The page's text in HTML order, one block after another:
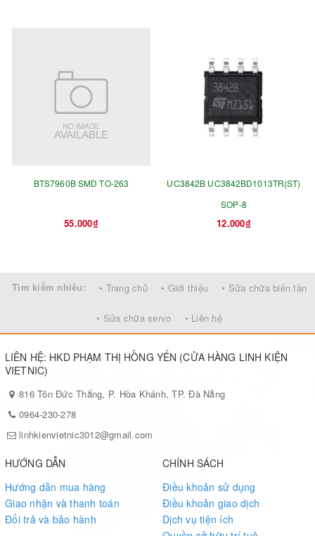
BTS7960B SMD TO-263
55.000₫
UC3842B UC3842BD1013TR(ST)
SOP-8
12.000₫
Tìm kiếm nhiều: • Trang chủ • Giới thiệu • Sửa chữa biến tần
• Sửa chữa servo • Liên hệ
LIÊN HỆ: HKD PHẠM THỊ HỒNG YẾN (CỬA HÀNG LINH KIỆN
VIETNIC)
816 Tôn Đức Thắng, P. Hòa Khánh, TP. Đà Nẵng
0964-230-278
linhkienvietnic3012@gmail.com
HƯỚNG DẪN
Hướng dẫn mua hàng
Giao nhận và thanh toán
Đổi trả và bảo hành
CHÍNH SÁCH
Điều khoản sử dụng
Điều khoản giao dịch
Dịch vụ tiện ích